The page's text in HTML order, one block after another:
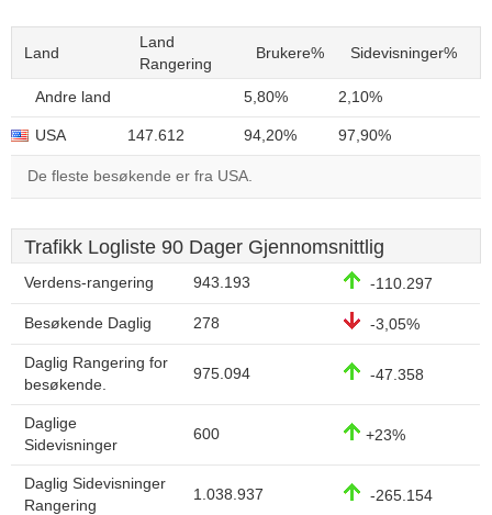
Land
Land
Rangering
Brukere% Sidevisninger%
Andre land 5,80% 2,10%
USA 147.612 94,20% 97,90%
De fleste besøkende er fra USA.
Trafikk Logliste 90 Dager Gjennomsnittlig
Verdens-rangering 943.193 -110.297
Besøkende Daglig 278 -3,05%
Daglig Rangering for
besøkende.
975.094 -47.358
Daglige
Sidevisninger
600 +23%
Daglig Sidevisninger
Rangering
1.038.937 -265.154